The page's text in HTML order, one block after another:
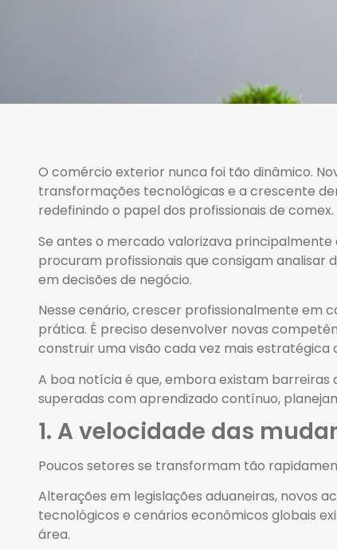
O comércio exterior nunca foi tão dinâmico.
transformações tecnológicas e a crescente
redefinindo o papel dos profissionais de comex.
Se antes o mercado valorizava
procuram profissionais que consigam
em decisões de negócio.
Nesse cenário, crescer profissionalmente em
prática. É preciso desenvolver novas
construir uma visão cada vez mais estratégica
A boa notícia é que, embora existam
superadas com aprendizado contínuo,
1. A velocidade das
Poucos setores se transformam tão
Alterações em legislações aduaneiras, novos
tecnológicos e cenários econômicos globais
área.